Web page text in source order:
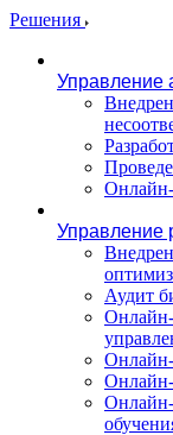
Решения
Управление
Онлайн-
Управление
Аудит
Онлайн-
Онлайн-